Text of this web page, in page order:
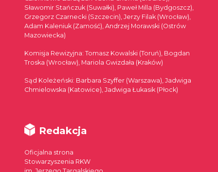
Sławomir Stańczuk (Suwałki), Paweł Milla (Bydgoszcz),
Grzegorz Czarnecki (Szczecin), Jerzy Filak (Wrocław),
Adam Kaleniuk (Zamość), Andrzej Morawski (Ostrów
Mazowiecka)
Komisja Rewizyjna: Tomasz Kowalski (Toruń), Bogdan
Troska (Wrocław), Mariola Gwizdała (Kraków)
Sąd Koleżeński: Barbara Szyffer (Warszawa), Jadwiga
Chmielowska (Katowice), Jadwiga Łukasik (Płock)
Redakcja
Oficjalna strona
Stowarzyszenia RKW